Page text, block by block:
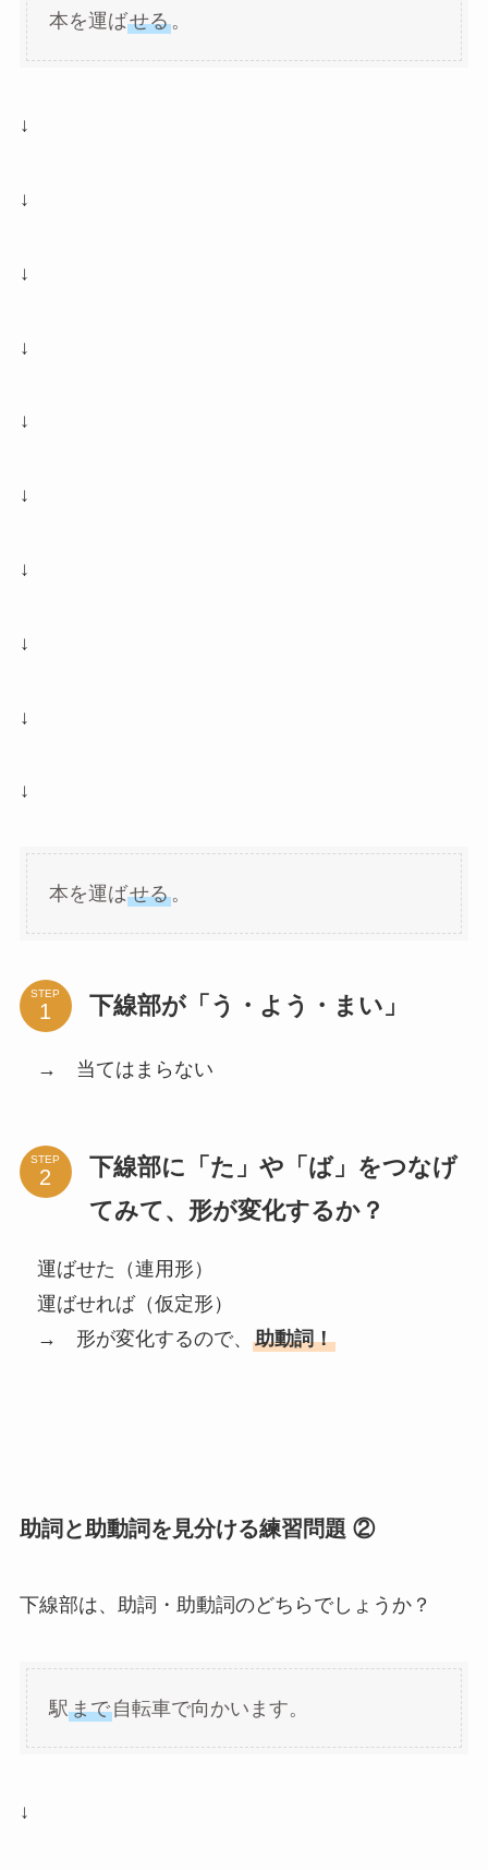
本を運ばせる。
↓
↓
↓
↓
↓
↓
↓
↓
↓
↓
本を運ばせる。
STEP 下線部が「う・よう・まい」
→ 当てはまらない
STEP
下線部に「た」や「ば」をつなげ
てみて、形が変化するか？
運ばせた（連用形）
運ばせれば（仮定形）
→ 形が変化するので、 助動詞！
助詞と助動詞を見分ける練習問題 ②
下線部は、助詞・助動詞のどちらでしょうか？
駅まで自転車で向かいます。
↓